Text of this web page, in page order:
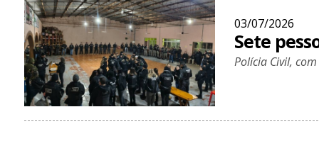
03/07/2026
Sete
Polícia Civil,